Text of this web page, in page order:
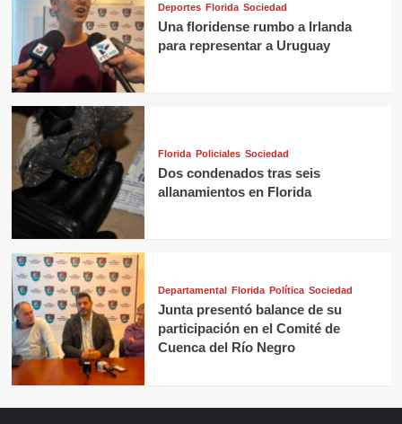
Deportes Florida Sociedad
Una floridense rumbo a Irlanda
para representar a Uruguay
Florida Policiales Sociedad
Dos condenados tras seis
allanamientos en Florida
Departamental Florida Política Sociedad
Junta presentó balance de su
participación en el Comité de
Cuenca del Río Negro